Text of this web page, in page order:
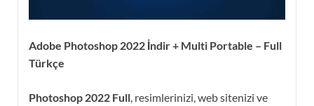
Adobe Photoshop 2022 İndir + Multi Portable – Full
Türkçe
Photoshop 2022 Full , resimlerinizi, web sitenizi ve